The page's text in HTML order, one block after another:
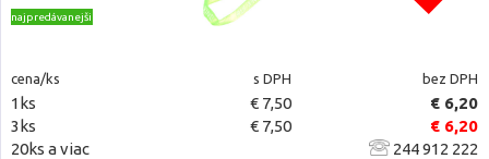
najpredávanejšie
cena/ks s DPH bez DPH
1ks € 7,50
€ 6,20
3ks
€ 7,50
€ 6,20
20ks a viac
244 912 222